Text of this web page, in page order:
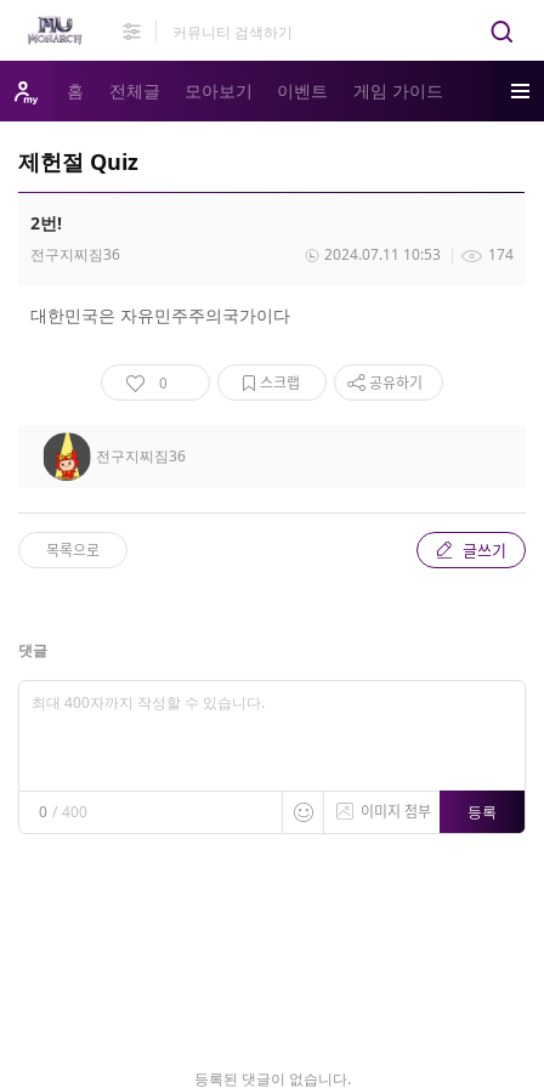
홈 전체글 모아보기 이벤트 게임 가이드
제헌절 Quiz
2번!
전구지찌짐36 174
2024.07.11 10:53
대한민국은 자유민주주의국가이다
0 스크랩 공유하기
전구지찌짐36
목록으로 글쓰기
댓글
0 / 400 이미지 첨부 등록
등록된 댓글이 없습니다.